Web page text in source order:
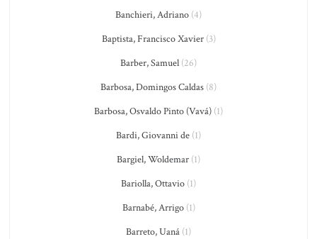
Banchieri, Adriano (4)
Baptista, Francisco Xavier(3)
Barber, Samuel (26)
Barbosa, Domingos Caldas (8)
Barbosa, Osvaldo Pinto (Vavá) (1)
Bardi, Giovanni de (1)
Bargiel, Woldemar (1)
Bariolla, Ottavio (1)
Barnabé, Arrigo(1)
Barreto, Uaná (1)